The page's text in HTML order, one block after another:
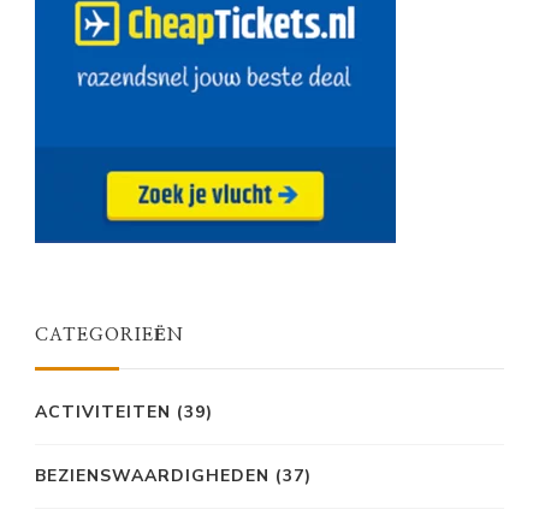
CATEGORIEËN
ACTIVITEITEN (39)
BEZIENSWAARDIGHEDEN (37)